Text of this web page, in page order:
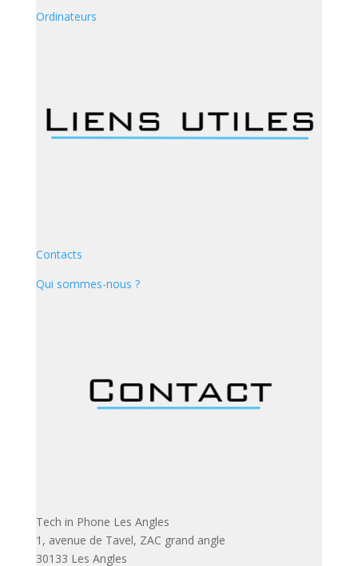
Ordinateurs
Contacts
Qui sommes-nous ?
Tech in Phone Les Angles
1, avenue de Tavel, ZAC grand angle
30133 Les Angles